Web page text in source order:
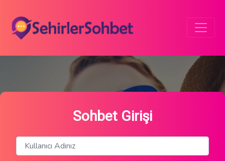
Sohbet Girişi